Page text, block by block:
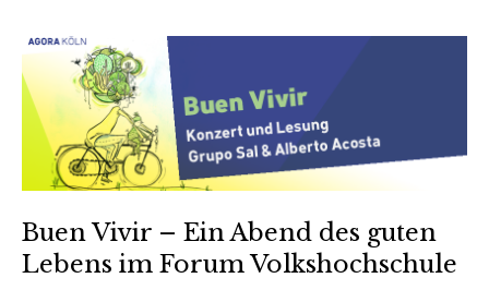
Buen Vivir – Ein Abend des guten
Lebens im Forum Volkshochschule